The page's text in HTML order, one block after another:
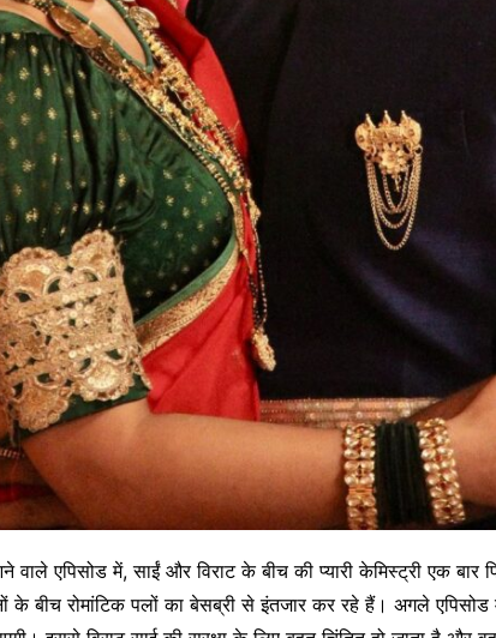
एपिसोड में, साईं और विराट के बीच की प्यारी केमिस्ट्री एक बार
बीच रोमांटिक पलों का बेसब्री से इंतजार कर रहे हैं। अगले एपिसोड